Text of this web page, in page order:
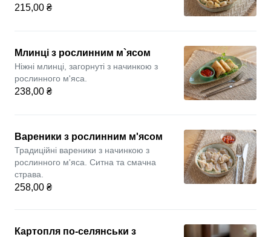
215,00 ₴
Млинці з рослинним м`ясом
Ніжні млинці, загорнуті з начинкою з
рослинного м'яса.
238,00 ₴
Вареники з рослинним м'ясом
Традиційні вареники з начинкою з
рослинного м'яса. Ситна та смачна
страва.
258,00 ₴
Картопля по-селянськи з